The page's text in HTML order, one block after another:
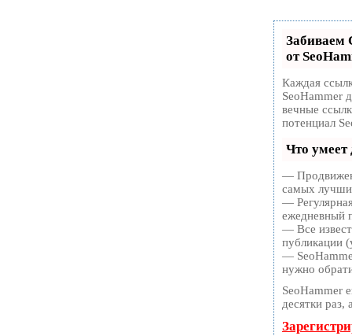
от
Каждая
SeoHammer
вечные
потенциал
Что умеет
—
самых
—
ежедневный
— Все
публикации
—
нужно
SeoHammer
десятки раз,